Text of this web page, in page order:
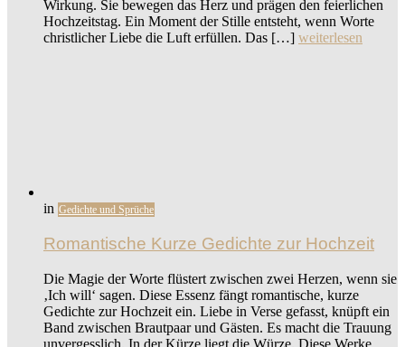
Wirkung. Sie bewegen das Herz und prägen den feierlichen
Hochzeitstag. Ein Moment der Stille entsteht, wenn Worte
christlicher Liebe die Luft erfüllen. Das […] weiterlesen
in Gedichte und Sprüche
Romantische Kurze Gedichte zur Hochzeit
Die Magie der Worte flüstert zwischen zwei Herzen, wenn sie
‚Ich will‘ sagen. Diese Essenz fängt romantische, kurze
Gedichte zur Hochzeit ein. Liebe in Verse gefasst, knüpft ein
Band zwischen Brautpaar und Gästen. Es macht die Trauung
unvergesslich. In der Kürze liegt die Würze. Diese Werke